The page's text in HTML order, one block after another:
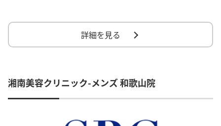
詳細を見る
湘南美容クリニック-メンズ 和歌山院